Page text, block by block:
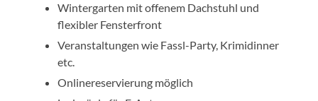
Wintergarten mit offenem Dachstuhl und
flexibler Fensterfront
Veranstaltungen wie Fassl-Party, Krimidinner
etc.
Onlinereservierung möglich